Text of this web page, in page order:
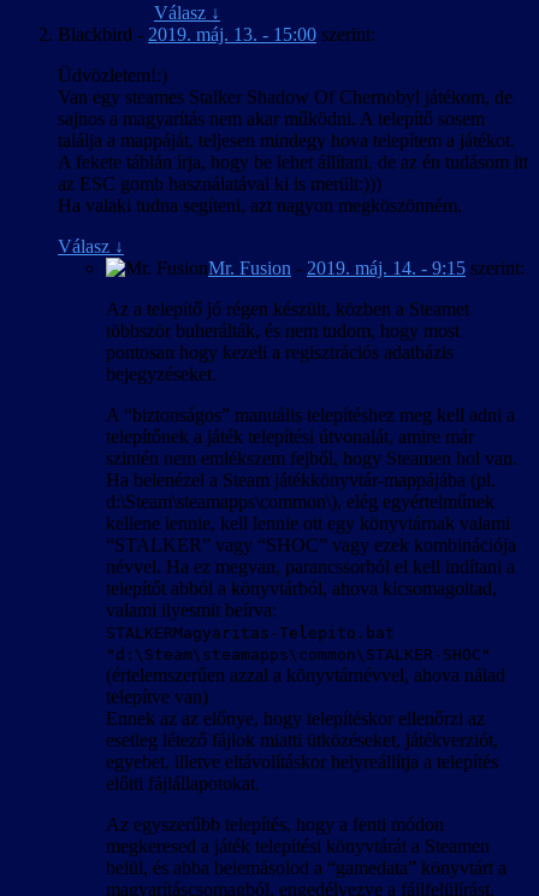
Válasz ↓
Blackbird - 2019. máj. 13. - 15:00 szerint:
Üdvözletem!:)
Van egy steames Stalker Shadow Of Chernobyl játékom, de
sajnos a magyarítás nem akar működni. A telepítő sosem
találja a mappáját, teljesen mindegy hova telepítem a játékot.
A fekete táblán írja, hogy be lehet állítani, de az én tudásom itt
az ESC gomb használatával ki is merült:)))
Ha valaki tudna segíteni, azt nagyon megköszönném.
Válasz ↓
Mr. Fusion - 2019. máj. 14. - 9:15 szerint:
Az a telepítő jó régen készült, közben a Steamet
többször buherálták, és nem tudom, hogy most
pontosan hogy kezeli a regisztrációs adatbázis
bejegyzéseket.
A “biztonságos” manuális telepítéshez meg kell adni a
telepítőnek a játék telepítési útvonalát, amire már
szintén nem emlékszem fejből, hogy Steamen hol van.
Ha belenézel a Steam játékkönyvtár-mappájába (pl.
d:\Steam\steamapps\common\), elég egyértelműnek
kellene lennie, kell lennie ott egy könyvtárnak valami
“STALKER” vagy “SHOC” vagy ezek kombinációja
névvel. Ha ez megvan, parancssorból el kell indítani a
telepítőt abból a könyvtárból, ahova kicsomagoltad,
valami ilyesmit beírva:
STALKERMagyaritas-Telepito.bat
"d:\Steam\steamapps\common\STALKER-SHOC"
(értelemszerűen azzal a könyvtárnévvel, ahova nálad
telepítve van)
Ennek az az előnye, hogy telepítéskor ellenőrzi az
esetleg létező fájlok miatti ütközéseket, játékverziót,
egyebet, illetve eltávolításkor helyreállítja a telepítés
előtti fájlállapotokat.
Az egyszerűbb telepítés, hogy a fenti módon
megkeresed a játék telepítési könyvtárát a Steamen
belül, és abba belemásolod a “gamedata” könyvtárt a
magyarításcsomagból, engedélyezve a fájlfelülírást,